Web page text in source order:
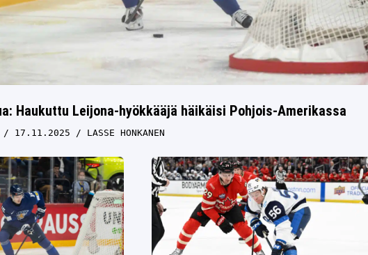
Haukuttu Leijona-hyökkääjä häikäisi Pohjois-Amerikassa
17.11.2025 LASSE HONKANEN